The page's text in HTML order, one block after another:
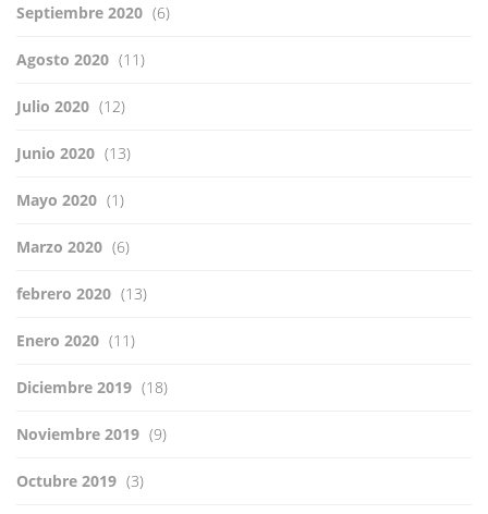
Septiembre 2020 (6)
Agosto 2020 (11)
Julio 2020 (12)
Junio 2020 (13)
Mayo 2020 (1)
Marzo 2020 (6)
febrero 2020 (13)
Enero 2020 (11)
Diciembre 2019 (18)
Noviembre 2019 (9)
Octubre 2019 (3)